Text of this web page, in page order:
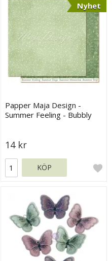
Nyhet
Papper Maja Design -
Summer Feeling - Bubbly
14 kr
KÖP